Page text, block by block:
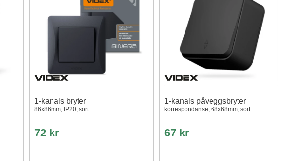
1-kanals bryter
86x86mm, IP20, sort
72 kr
1-kanals påveggsbryter
korrespondanse, 68x68mm, sort
67 kr